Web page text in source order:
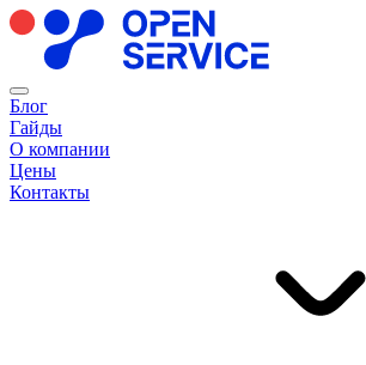
Блог
Гайды
О компании
Цены
Контакты